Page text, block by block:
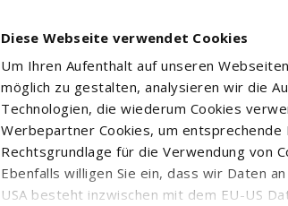
Diese Webseite verwendet Cookies
Um Ihren Aufenthalt auf unseren
möglich zu gestalten, analysieren wir die
Technologien, die wiederum Cookies
Werbepartner Cookies, um
Rechtsgrundlage für die Verwendung von
Ebenfalls willigen Sie ein, dass wir Daten
USA besteht inzwischen mit dem EU-US
Forbidden
You don't